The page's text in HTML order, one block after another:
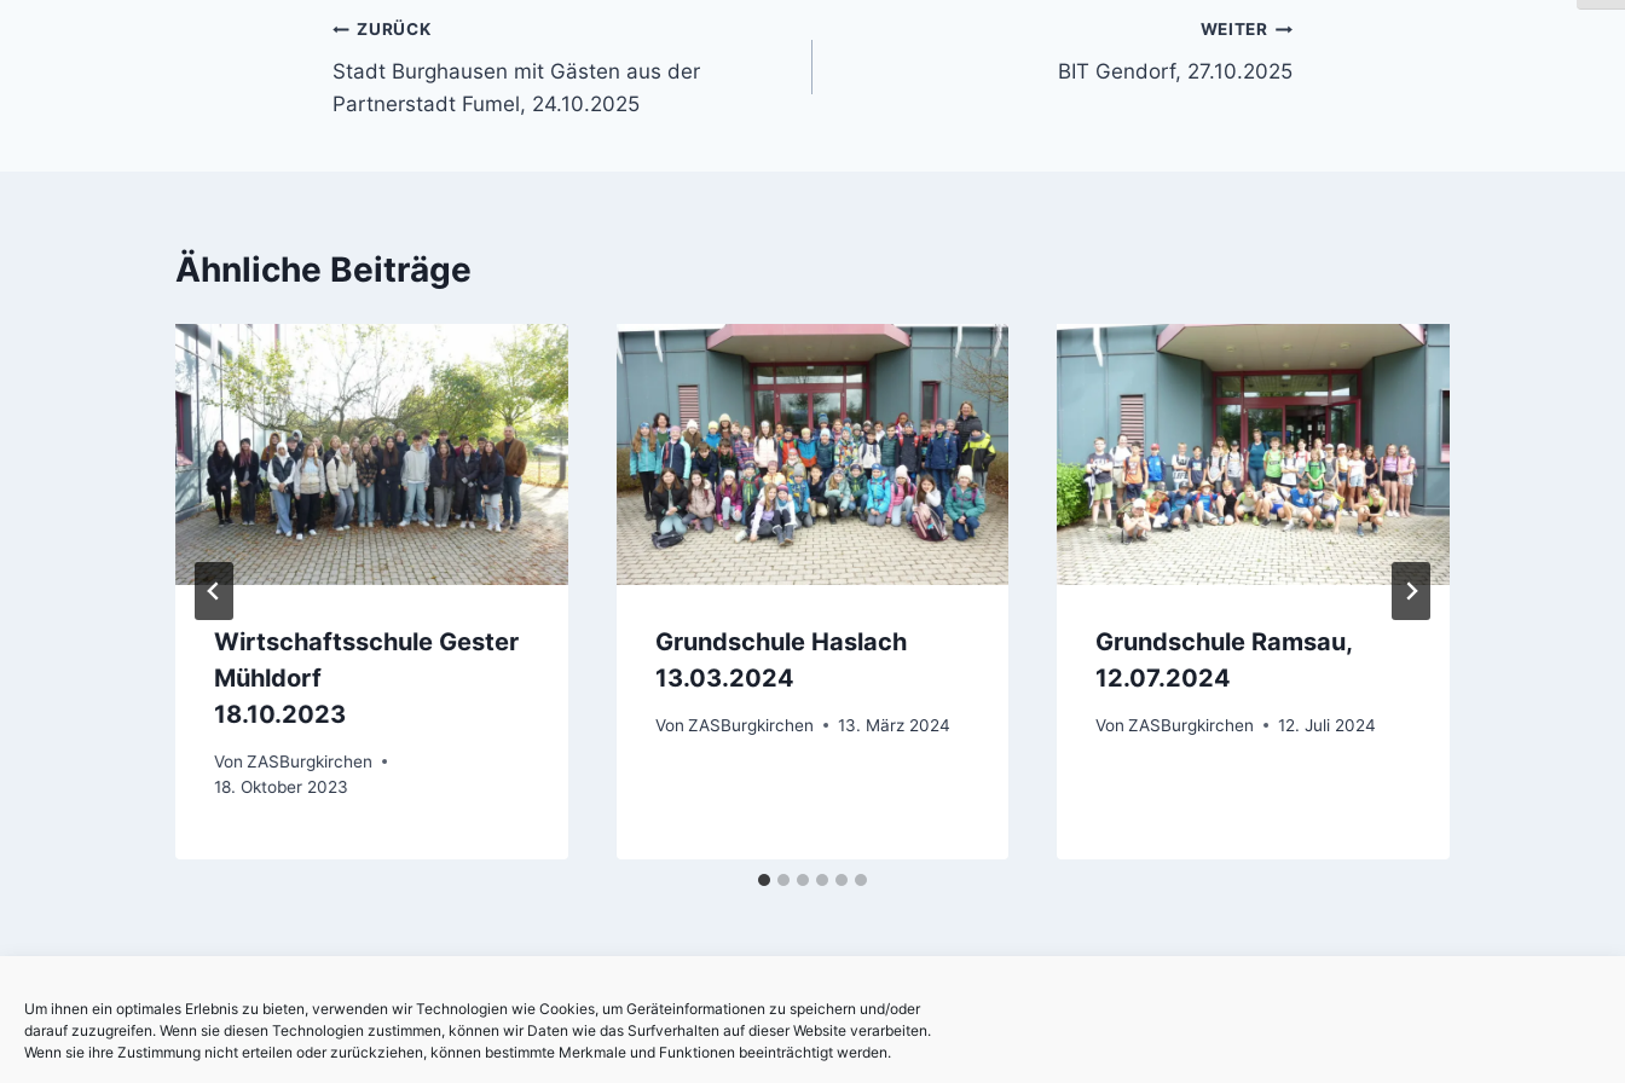
Um ihnen ein optimales Erlebnis zu bieten, verwenden wir Technologien wie Cookies, um Geräteinformationen zu speichern und/oder
darauf zuzugreifen. Wenn sie diesen Technologien zustimmen, können wir Daten wie das Surfverhalten auf dieser Website verarbeiten.
Wenn sie ihre Zustimmung nicht erteilen oder zurückziehen, können bestimmte Merkmale und Funktionen beeinträchtigt werden.
Beitragsnavigation
ZURÜCK
Stadt Burghausen mit Gästen aus der
Partnerstadt Fumel, 24.10.2025
WEITER
BIT Gendorf, 27.10.2025
Ähnliche Beiträge
Wirtschaftsschule Gester
Mühldorf
18.10.2023
Von ZASBurgkirchen
18. Oktober 2023
Grundschule Haslach
13.03.2024
Von ZASBurgkirchen 13. März 2024
Grundschule Ramsau,
12.07.2024
Von ZASBurgkirchen 12. Juli 2024